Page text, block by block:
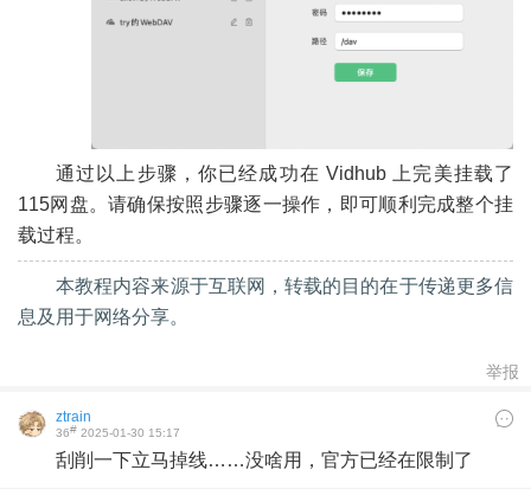
通过以上步骤，你已经成功在 Vidhub 上完美挂载了
115网盘。请确保按照步骤逐一操作，即可顺利完成整个挂
载过程。
本教程内容来源于互联网，转载的目的在于传递更多信
息及用于网络分享。
举报
ztrain
36# 2025-01-30 15:17
刮削一下立马掉线……没啥用，官方已经在限制了